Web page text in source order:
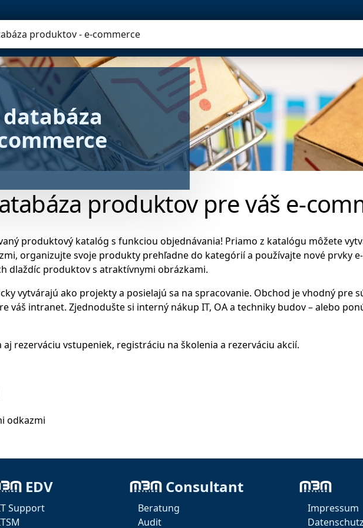
produktov - e-commerce
produktov pre váš e-
produktový katalóg s funkciou objednávania! Priamo z katalógu môžete
organizujte svoje produkty prehľadne do kategórií a používajte nové prvky
dlaždíc produktov s atraktívnymi obrázkami.
vytvárajú ako projekty a posielajú sa na spracovanie. Obchod je vhodný pre
váš intranet. Zjednodušte si interný nákup IT, OA a techniky budov – alebo
rezerváciu vstupeniek, registráciu na školenia a rezerváciu akcií.
odkazmi
po objednávke
akcie)
EDV
Support
Consultant
Beratung
Audit
Impressum